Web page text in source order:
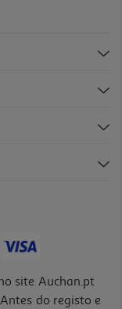
site Auchan.pt
do registo e